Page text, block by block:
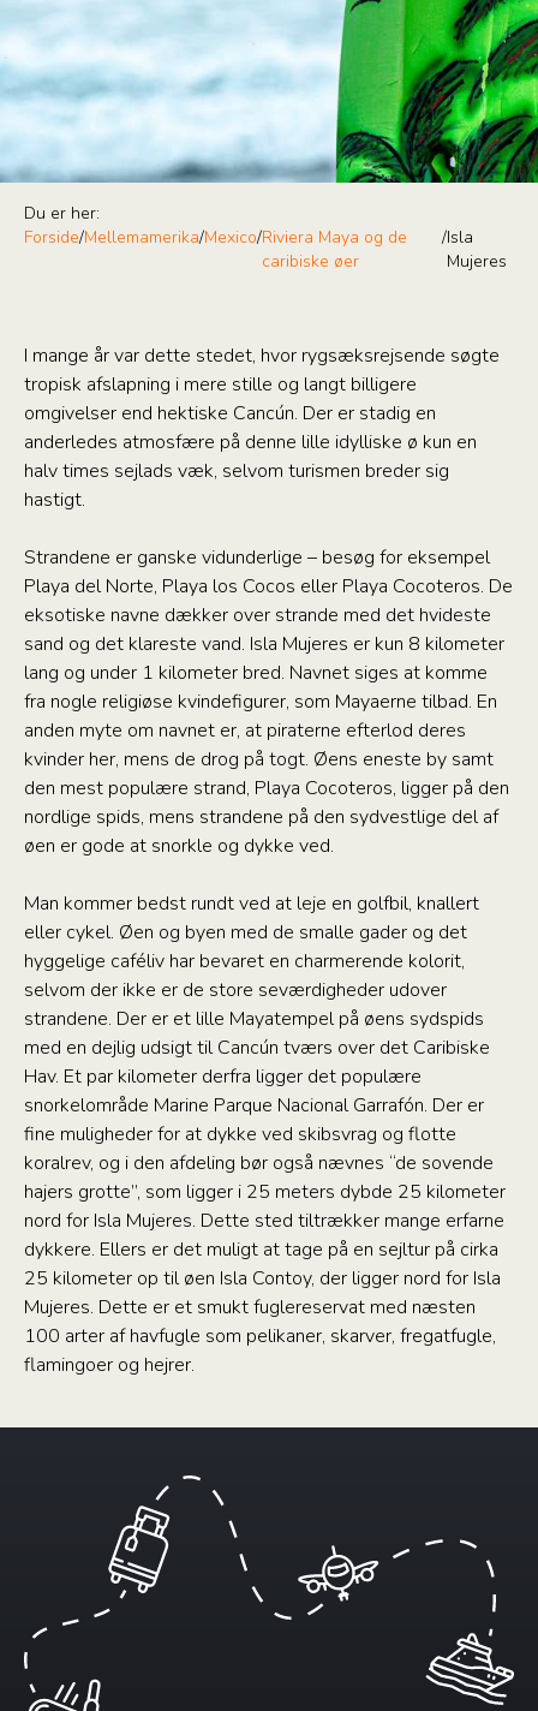
Du er her:
Forside/Mellemamerika/Mexico/Riviera Maya og de
caribiske øer
/Isla
Mujeres
I mange år var dette stedet, hvor rygsæksrejsende søgte
tropisk afslapning i mere stille og langt billigere
omgivelser end hektiske Cancún. Der er stadig en
anderledes atmosfære på denne lille idylliske ø kun en
halv times sejlads væk, selvom turismen breder sig
hastigt.
Strandene er ganske vidunderlige – besøg for eksempel
Playa del Norte, Playa los Cocos eller Playa Cocoteros. De
eksotiske navne dækker over strande med det hvideste
sand og det klareste vand. Isla Mujeres er kun 8 kilometer
lang og under 1 kilometer bred. Navnet siges at komme
fra nogle religiøse kvindefigurer, som Mayaerne tilbad. En
anden myte om navnet er, at piraterne efterlod deres
kvinder her, mens de drog på togt. Øens eneste by samt
den mest populære strand, Playa Cocoteros, ligger på den
nordlige spids, mens strandene på den sydvestlige del af
øen er gode at snorkle og dykke ved.
Man kommer bedst rundt ved at leje en golfbil, knallert
eller cykel. Øen og byen med de smalle gader og det
hyggelige caféliv har bevaret en charmerende kolorit,
selvom der ikke er de store seværdigheder udover
strandene. Der er et lille Mayatempel på øens sydspids
med en dejlig udsigt til Cancún tværs over det Caribiske
Hav. Et par kilometer derfra ligger det populære
snorkelområde Marine Parque Nacional Garrafón. Der er
fine muligheder for at dykke ved skibsvrag og flotte
koralrev, og i den afdeling bør også nævnes “de sovende
hajers grotte”, som ligger i 25 meters dybde 25 kilometer
nord for Isla Mujeres. Dette sted tiltrækker mange erfarne
dykkere. Ellers er det muligt at tage på en sejltur på cirka
25 kilometer op til øen Isla Contoy, der ligger nord for Isla
Mujeres. Dette er et smukt fuglereservat med næsten
100 arter af havfugle som pelikaner, skarver, fregatfugle,
flamingoer og hejrer.